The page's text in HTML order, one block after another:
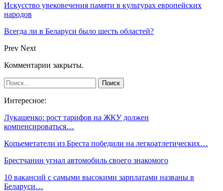
Искусство увековечения памяти в культурах европейских
народов
Всегда ли в Беларуси было шесть областей?
Prev Next
Комментарии закрыты.
Интересное:
Лукашенко: рост тарифов на ЖКУ должен
компенсироваться…
Копьеметатели из Бреста победили на легкоатлетических…
Брестчанин угнал автомобиль своего знакомого
10 вакансий с самыми высокими зарплатами названы в
Беларуси…